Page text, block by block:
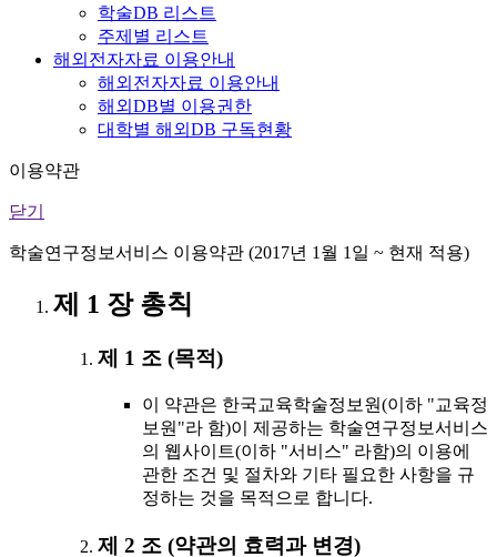
학술DB 리스트
주제별 리스트
해외전자자료 이용안내
해외전자자료 이용안내
해외DB별 이용권한
대학별 해외DB 구독현황
이용약관
닫기
학술연구정보서비스 이용약관 (2017년 1월 1일 ~ 현재 적용)
제 1 장 총칙
제 1 조 (목적)
이 약관은 한국교육학술정보원(이하 "교육정
보원"라 함)이 제공하는 학술연구정보서비스
의 웹사이트(이하 "서비스" 라함)의 이용에
관한 조건 및 절차와 기타 필요한 사항을 규
정하는 것을 목적으로 합니다.
제 2 조 (약관의 효력과 변경)